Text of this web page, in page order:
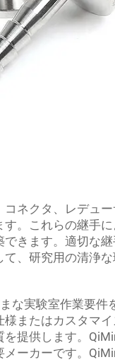
ネクタ、レデュ
す。これらの継手
きます。適切な
、研究用の清浄
な実験室作業要
様またはカスタマ
を提供します。
メーカーです。